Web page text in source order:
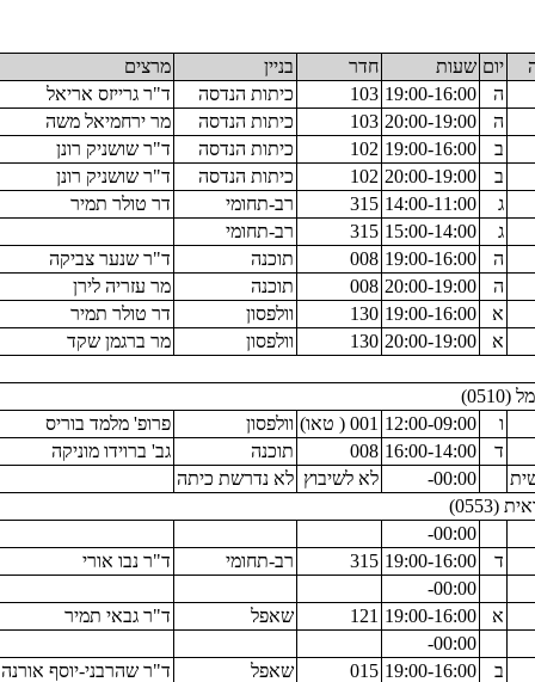
יום שעות חדר בניין
מרצים
ה
19:00-16:00
103 כיתות הנדסה
ד"ר גרייזס אריאל
ה
20:00-19:00
103 כיתות הנדסה
מר ירחמיאל משה
ב
19:00-16:00
102 כיתות הנדסה
ד"ר שושניק רונן
ב
20:00-19:00
102 כיתות הנדסה
ד"ר שושניק רונן
ג
14:00-11:00
315 רב-תחומי
דר טולר תמיר
ג
15:00-14:00
315
רב-תחומי
ה
19:00-16:00
008 תוכנה
ד"ר שנער צביקה
ה
20:00-19:00
008 תוכנה
מר עזריה לירן
א
19:00-16:00
130 וולפסון
דר טולר תמיר
א
20:00-19:00
130 וולפסון מר ברגמן שקד
ו
12:00-09:00 001 ( טאו) וולפסון
פרופ' מלמד בוריס
ד
16:00-14:00
008 תוכנה
גב' ברוידו מוניקה
00:00- לא לשיבוץ לא נדרשת כיתה
00:00-
ד
19:00-16:00
315 רב-תחומי
ד"ר נבו אורי
00:00-
א
19:00-16:00
121 שאפל
ד"ר גבאי תמיר
00:00-
ב
19:00-16:00
015 שאפל ד"ר שהרבני-יוסף אורנה